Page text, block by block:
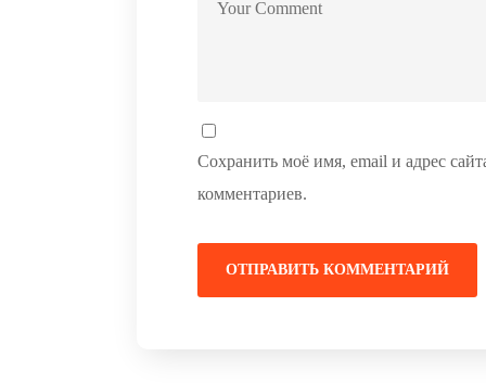
Сохранить моё имя, email и адрес
комментариев.